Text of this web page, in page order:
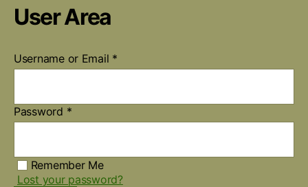
User Area
Username or Email *
Password *
Remember Me
Lost your password?